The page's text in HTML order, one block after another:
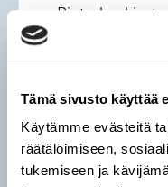
Tämä sivusto käyttää
Käytämme evästeitä
räätälöimiseen,
tukemiseen ja
Rinta,
koiraalta
Harmaa selkä.
Siipi